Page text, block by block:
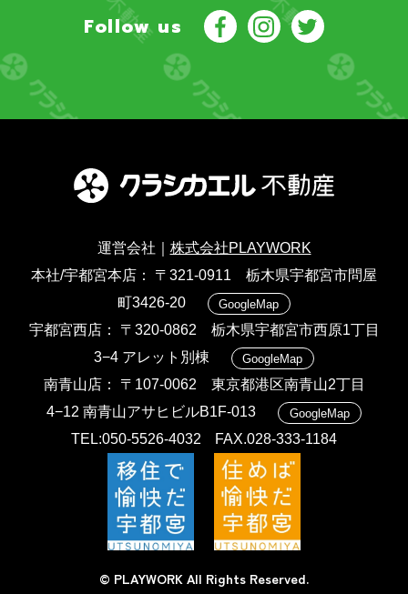
Follow us
運営会社｜ 株式会社PLAYWORK
本社/宇都宮本店
〒321-0911 栃木県宇都宮市問屋
町3426-20
GoogleMap
宇都宮西店
〒320-0862 栃木県宇都宮市西原1丁目
3−4 アレット別棟
GoogleMap
南青山店
〒107-0062 東京都港区南青山2丁目
4−12 南青山アサヒビルB1F-013
GoogleMap
TEL:050-5526-4032 FAX.028-333-1184
© PLAYWORK All Rights Reserved.